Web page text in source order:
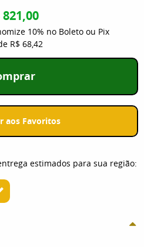
821,00
10% no Boleto ou Pix
R$ 68,42
aos Favoritos
estimados para sua região: